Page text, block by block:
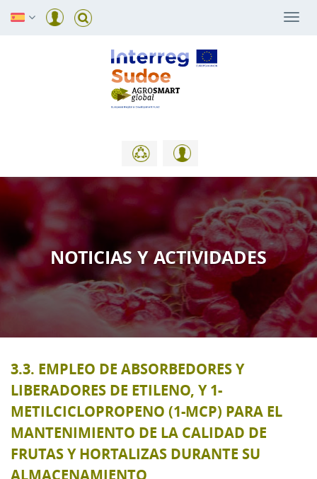
NOTICIAS Y ACTIVIDADES
3.3. EMPLEO DE ABSORBEDORES Y
LIBERADORES DE ETILENO, Y 1-
METILCICLOPROPENO (1-MCP) PARA EL
MANTENIMIENTO DE LA CALIDAD DE
FRUTAS Y HORTALIZAS DURANTE SU
ALMACENAMIENTO